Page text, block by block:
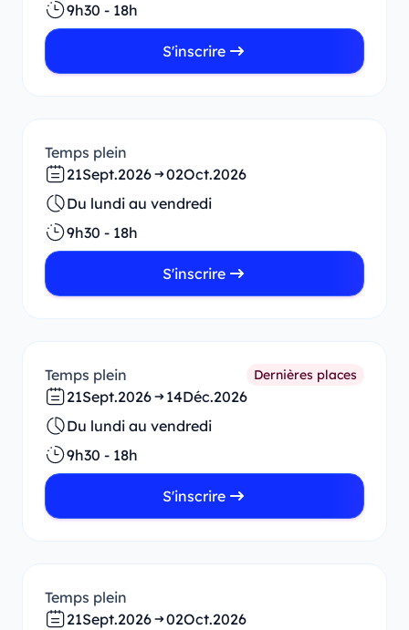
9h30 - 18h
S'inscrire
Temps plein
21Sept.2026 02Oct.2026
Du lundi au vendredi
9h30 - 18h
S'inscrire
Temps plein Dernières places
21Sept.2026 14Déc.2026
Du lundi au vendredi
9h30 - 18h
S'inscrire
Temps plein
21Sept.2026 02Oct.2026